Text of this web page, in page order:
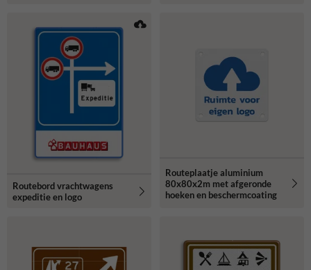
Routebord vrachtwagens
expeditie en logo
Routeplaatje aluminium
80x80x2m met afgeronde
hoeken en beschermcoating